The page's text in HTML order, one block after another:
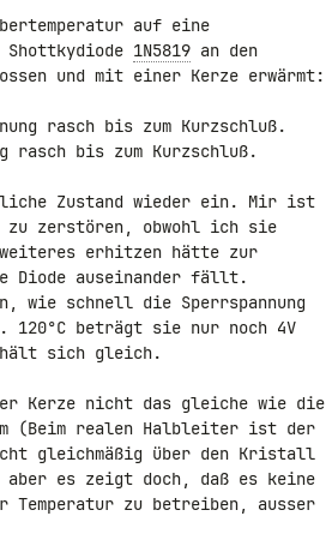
auf eine
1N5819 an den
und mit einer Kerze erwärmt:
rasch bis zum Kurzschluß.
bis zum Kurzschluß.
Zustand wieder ein. Mir ist
zu zerstören, obwohl ich sie
erhitzen hätte zur
Diode auseinander fällt.
wie schnell die Sperrspannung
beträgt sie nur noch 4V
sich gleich.
Kerze nicht das gleiche wie die
(Beim realen Halbleiter ist der
gleichmäßig über den Kristall
es zeigt doch, daß es keine
zu betreiben, ausser